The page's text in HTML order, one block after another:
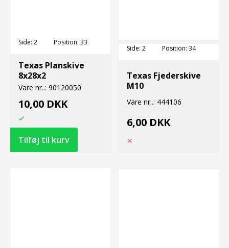
Side: 2 Position: 33
Texas Planskive
8x28x2
Vare nr..: 90120050
10,00 DKK
Side: 2 Position: 34
Texas Fjederskive
M10
Vare nr..: 444106
6,00 DKK